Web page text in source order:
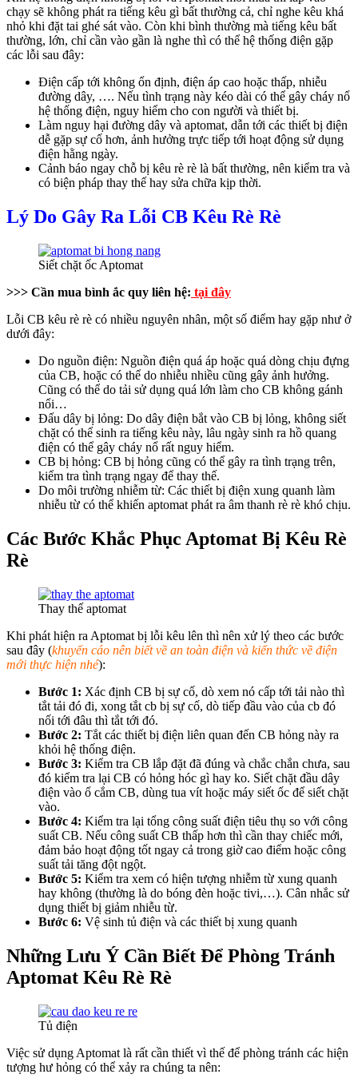
chạy sẽ không phát ra tiếng kêu gì bất thường cả, chỉ nghe kêu khá
nhỏ khi đặt tai ghé sát vào. Còn khi bình thường mà tiếng kêu bất
thường, lớn, chỉ cần vào gần là nghe thì có thể hệ thống điện gặp
các lỗi sau đây:
Điện cấp tới không ổn định, điện áp cao hoặc thấp, nhiễu
đường dây, …. Nếu tình trạng này kéo dài có thể gây cháy nổ
hệ thống điện, nguy hiểm cho con người và thiết bị.
Làm nguy hại đường dây và aptomat, dẫn tới các thiết bị điện
dễ gặp sự cố hơn, ảnh hưởng trực tiếp tới hoạt động sử dụng
điện hằng ngày.
Cảnh báo ngay chỗ bị kêu rè rè là bất thường, nên kiểm tra và
có biện pháp thay thế hay sửa chữa kịp thời.
Lý Do Gây Ra Lỗi CB Kêu Rè Rè
Siết chặt ốc Aptomat
>>> Cần mua bình ắc quy liên hệ: tại đây
Lỗi CB kêu rè rè có nhiều nguyên nhân, một số điểm hay gặp như ở
dưới đây:
Do nguồn điện: Nguồn điện quá áp hoặc quá dòng chịu đựng
của CB, hoặc có thể do nhiễu nhiều cũng gây ảnh hưởng.
Cũng có thể do tải sử dụng quá lớn làm cho CB không gánh
nổi…
Đấu dây bị lỏng: Do dây điện bắt vào CB bị lỏng, không siết
chặt có thể sinh ra tiếng kêu này, lâu ngày sinh ra hồ quang
điện có thể gây cháy nổ rất nguy hiểm.
CB bị hỏng: CB bị hỏng cũng có thể gây ra tình trạng trên,
kiểm tra tình trạng ngay để thay thế.
Do môi trường nhiễm từ: Các thiết bị điện xung quanh làm
nhiễu từ có thể khiến aptomat phát ra âm thanh rè rè khó chịu.
Các Bước Khắc Phục Aptomat Bị Kêu Rè
Rè
Thay thế aptomat
Khi phát hiện ra Aptomat bị lỗi kêu lên thì nên xử lý theo các bước
sau đây (khuyến cáo nên biết về an toàn điện và kiến thức về điện
mới thực hiện nhé):
Bước 1: Xác định CB bị sự cố, dò xem nó cấp tới tải nào thì
tắt tải đó đi, xong tắt cb bị sự cố, dò tiếp đầu vào của cb đó
nối tới đâu thì tắt tới đó.
Bước 2: Tắt các thiết bị điện liên quan đến CB hỏng này ra
khỏi hệ thống điện.
Bước 3: Kiểm tra CB lắp đặt đã đúng và chắc chắn chưa, sau
đó kiểm tra lại CB có hỏng hóc gì hay ko. Siết chặt đầu dây
điện vào ổ cắm CB, dùng tua vít hoặc máy siết ốc để siết chặt
vào.
Bước 4: Kiểm tra lại tổng công suất điện tiêu thụ so với công
suất CB. Nếu công suất CB thấp hơn thì cần thay chiếc mới,
đảm bảo hoạt động tốt ngay cả trong giờ cao điểm hoặc công
suất tải tăng đột ngột.
Bước 5: Kiểm tra xem có hiện tượng nhiễm từ xung quanh
hay không (thường là do bóng đèn hoặc tivi,…). Cân nhắc sử
dụng thiết bị giảm nhiễu từ.
Bước 6: Vệ sinh tủ điện và các thiết bị xung quanh
Những Lưu Ý Cần Biết Để Phòng Tránh
Aptomat Kêu Rè Rè
Tủ điện
Việc sử dụng Aptomat là rất cần thiết vì thế để phòng tránh các hiện
tượng hư hỏng có thể xảy ra chúng ta nên: